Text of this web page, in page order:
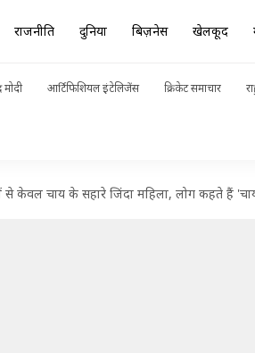
राजनीति दुनिया बिज़नेस खेलकूद
मोदी आर्टिफिशियल इंटेलिजेंस क्रिकेट समाचार
से केवल चाय के सहारे जिंदा महिला, लोग कहते हैं